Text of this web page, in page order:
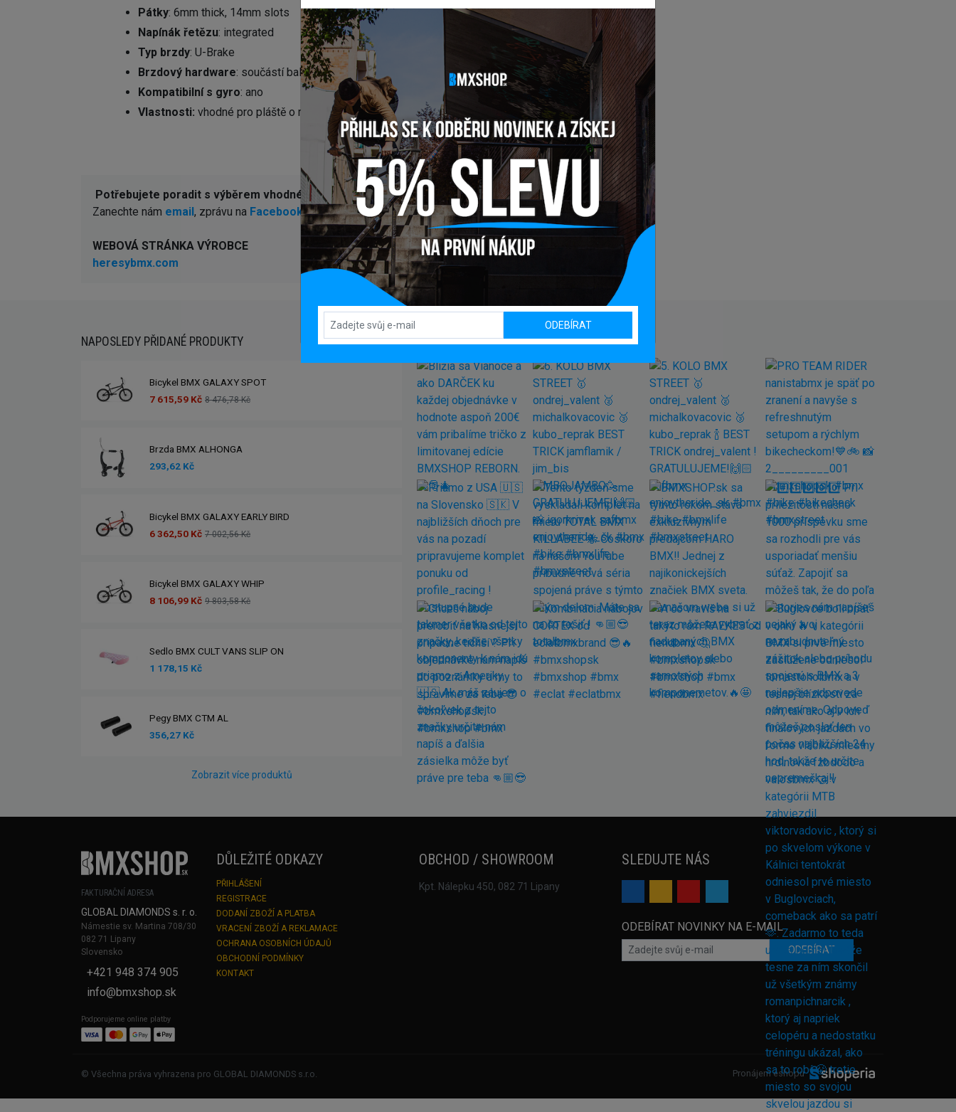
Pátky: 6mm thick, 14mm slots
Napínák řetězu: integrated
Typ brzdy: U-Brake
Brzdový hardware: součástí balení
Kompatibilní s gyro: ano
Vlastnosti: vhodné pro pláště o maximální šířce 2.20"
Potřebujete poradit s výběrem vhodné komponenty?
Zanechte nám email, zprávu na Facebookunebo využijte nášchat(modré tlačítko vpravo dole).
WEBOVÁ STRÁNKA VÝROBCE
heresybmx.com
NAPOSLEDY PŘIDANÉ PRODUKTY
Bicykel BMX GALAXY SPOT
7 615,59 Kč 8 476,78 Kč
Brzda BMX ALHONGA
293,62 Kč
Bicykel BMX GALAXY EARLY BIRD
6 362,50 Kč 7 002,56 Kč
Bicykel BMX GALAXY WHIP
8 106,99 Kč 9 803,58 Kč
Sedlo BMX CULT VANS SLIP ON
1 178,15 Kč
Pegy BMX CTM AL
356,27 Kč
Zobrazit více produktů
INSTAGRAM#BMXSHOPSK
FAKTURAČNÍ ADRESA
GLOBAL DIAMONDS s. r. o.
Námestie sv. Martina 708/30
082 71 Lipany
Slovensko
+421 948 374 905
info@bmxshop.sk
Podporujeme online platby
DŮLEŽITÉ ODKAZY
PŘIHLÁŠENÍ
REGISTRACE
DODANÍ ZBOŽÍ A PLATBA
VRACENÍ ZBOŽÍ A REKLAMACE
OCHRANA OSOBNÍCH ÚDAJŮ
OBCHODNÍ PODMÍNKY
KONTAKT
OBCHOD / SHOWROOM
Kpt. Nálepku 450, 082 71 Lipany
SLEDUJTE NÁS
ODEBÍRAT NOVINKY NA E-MAIL
ODEBÍRAT
© Všechna práva vyhrazena pro GLOBAL DIAMONDS s.r.o. Pronájem eshopu
ODEBÍRAT